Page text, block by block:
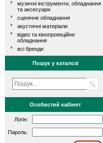
музичні інструменти, обладнання
та аксесуари
сценічне обладнання
акустичні матеріали
відео та кінопроекційне
обладнання
всі бренди
Пошук у каталозі
Особистий кабінет
Логін:
Пароль: